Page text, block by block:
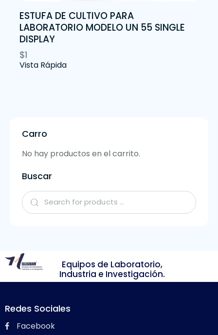
ESTUFA DE CULTIVO PARA
LABORATORIO MODELO UN 55 SINGLE
DISPLAY
$1
Vista Rápida
Carro
No hay productos en el carrito.
Buscar
Equipos de Laboratorio,
Industria e Investigación.
Redes Sociales
Facebook